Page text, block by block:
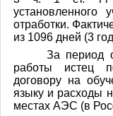
установленного
отработки.
из 1096 дней (3
За период
работы истец
договору на
языку и расходы
местах АЭС (в